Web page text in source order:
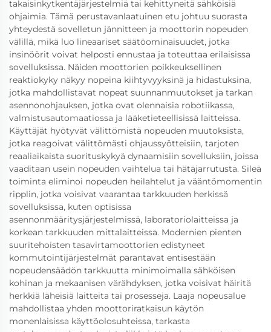
takaisinkytkentäjärjestelmiä tai kehittyneitä sähköisiä
ohjaimia. Tämä perustavanlaatuinen etu johtuu suorasta
yhteydestä sovelletun jännitteen ja moottorin nopeuden
välillä, mikä luo lineaariset säätöominaisuudet, jotka
insinöörit voivat helposti ennustaa ja toteuttaa erilaisissa
sovelluksissa. Näiden moottorien poikkeuksellinen
reaktiokyky näkyy nopeina kiihtyvyyksinä ja hidastuksina,
jotka mahdollistavat nopeat suunnanmuutokset ja tarkan
asennonohjauksen, jotka ovat olennaisia robotiikassa,
valmistusautomaatiossa ja lääketieteellisissä laitteissa.
Käyttäjät hyötyvät välittömistä nopeuden muutoksista,
jotka reagoivat välittömästi ohjaussyötteisiin, tarjoten
reaaliaikaista suorituskykyä dynaamisiin sovelluksiin, joissa
vaaditaan usein nopeuden vaihtelua tai hätäjarrutusta. Sileä
toiminta eliminoi nopeuden heilahtelut ja vääntömomentin
ripplin, jotka voisivat vaarantaa tarkkuuden herkissä
sovelluksissa, kuten optisissa
asennonmääritysjärjestelmissä, laboratoriolaitteissa ja
korkean tarkkuuden mittalaitteissa. Modernien pienten
suuritehoisten tasavirtamoottorien edistyneet
kommutointijärjestelmät parantavat entisestään
nopeudensäädön tarkkuutta minimoimalla sähköisen
kohinan ja mekaanisen värähdyksen, jotka voisivat häiritä
herkkiä läheisiä laitteita tai prosesseja. Laaja nopeusalue
mahdollistaa yhden moottoriratkaisun käytön
monenlaisissa käyttöolosuhteissa, tarkasta